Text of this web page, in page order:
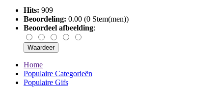
Hits: 909
Beoordeling: 0.00 (0 Stem(men))
Beoordeel afbeelding:
Home
Populaire Categorieën
Populaire Gifs